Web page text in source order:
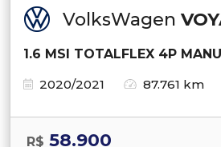
VolksWagen
1.6 MSI TOTALFLEX 4P
2020/2021
87.761 km
R$ 58.900